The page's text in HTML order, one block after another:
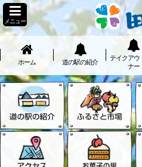
メニュー
ホーム 道の駅の紹介
テイクアウ
ナー